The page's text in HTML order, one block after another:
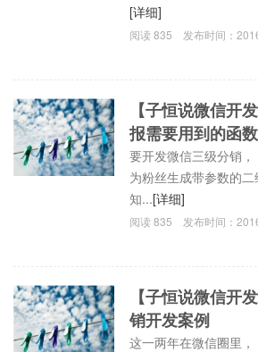
[详细]
阅读835 发布时间：
【子恒说微信开
报需要用到的函
要开发微信三级分销
为粉丝生成带参数的
知...[详细]
阅读835 发布时间：
【子恒说微信开
销开发案例
这一两年在微信圈里